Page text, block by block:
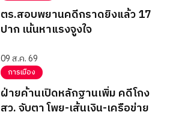
ตร.สอบพยานคดีกราดยิงแล้ว 17
ปาก เน้นหาแรงจูงใจ
09 ส.ค. 69
การเมือง
ฝ่ายค้านเปิดหลักฐานเพิ่ม คดีโกง
สว. จับตา โพย-เส้นเงิน-เครือข่าย